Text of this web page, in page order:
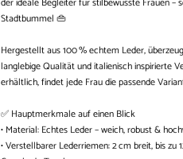
Stadtbummel 👜
Hergestellt aus 100 % echtem Leder,
langlebige Qualität und italienisch inspirierte
erhältlich, findet jede Frau die passende
✅ Hauptmerkmale auf einen Blick
• Material: Echtes Leder – weich, robust &
• Verstellbarer Lederriemen: 2 cm breit, bis zu